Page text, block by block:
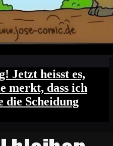
Jetzt heisst es,
merkt, dass ich
die Scheidung